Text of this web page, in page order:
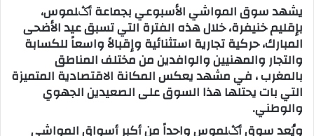
ي
ا
إ
ك
ر
يشهد سوق المواشي الأسبوعي بجماعة أݣلموس،
بإقليم خنيفرة، خلال هذه الفترة التي تسبق عيد الأضحى
المبارك، حركية تجارية استثنائية وإقبالاً واسعاً للكسابة
والتجار والمهنيين والوافدين من مختلف المناطق
بالمغرب ، في مشهد يعكس المكانة الاقتصادية المتميزة
التي بات يحتلها هذا السوق على الصعيدين الجهوي
والوطني.
ويُعد سوق أݣلموس واحداً من أكبر أسواق المواشي